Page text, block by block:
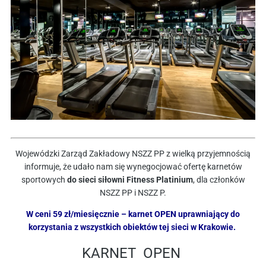
Wojewódzki Zarząd Zakładowy NSZZ PP z wielką przyjemnością
informuje, że udało nam się wynegocjować ofertę karnetów
sportowych do sieci siłowni Fitness Platinium, dla członków
NSZZ PP i NSZZ P.
W ceni 59 zł/miesięcznie – karnet OPEN uprawniający do
korzystania z wszystkich obiektów tej sieci w Krakowie.
KARNET OPEN